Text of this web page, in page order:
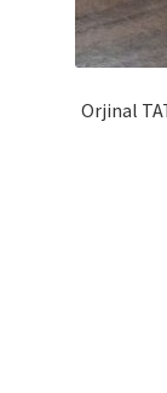
Orjinal